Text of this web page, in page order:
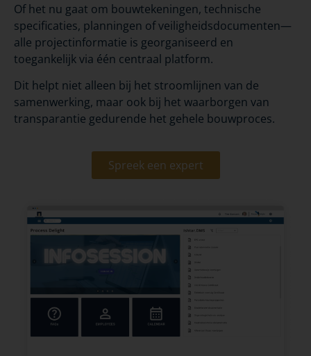
Of het nu gaat om bouwtekeningen, technische
specificaties, planningen of veiligheidsdocumenten—
alle projectinformatie is georganiseerd en
toegankelijk via één centraal platform.
Dit helpt niet alleen bij het stroomlijnen van de
samenwerking, maar ook bij het waarborgen van
transparantie gedurende het gehele bouwproces.
Spreek een expert